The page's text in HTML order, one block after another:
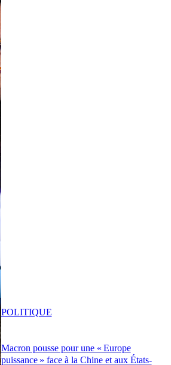
Macron pousse pour une « Europe
puissance » face à la Chine et aux États-
POLITIQUE